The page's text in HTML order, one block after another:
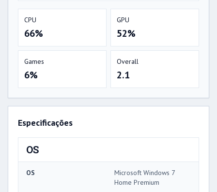
CPU
66%
GPU
52%
Games
6%
Overall
2.1
Especificações
OS
OS
Microsoft Windows 7
Home Premium